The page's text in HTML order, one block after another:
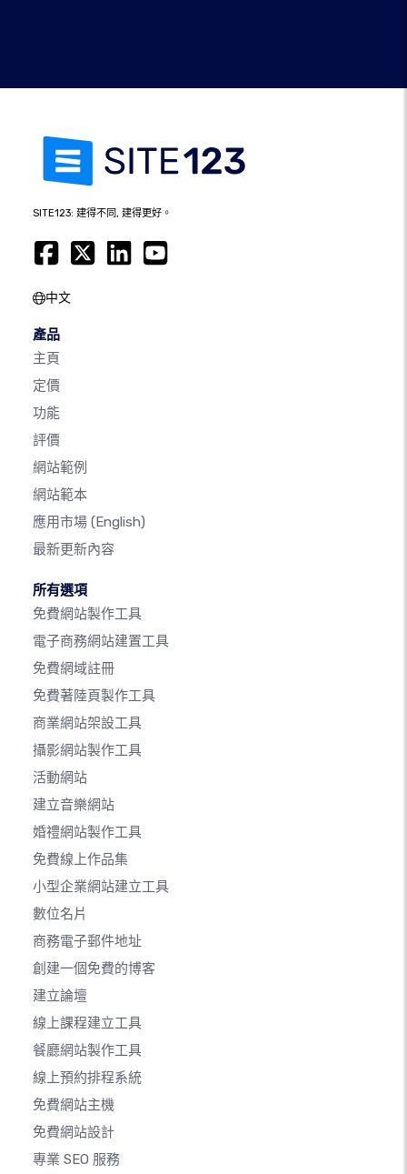
SITE123: 建得不同, 建得更好。
中文
產品
主頁
定價
功能
評價
網站範例
網站範本
應用市場 (English)
最新更新內容
所有選項
免費網站製作工具
電子商務網站建置工具
免費網域註冊
免費著陸頁製作工具
商業網站架設工具
攝影網站製作工具
活動網站
建立音樂網站
婚禮網站製作工具
免費線上作品集
小型企業網站建立工具
數位名片
商務電子郵件地址
創建一個免費的博客
建立論壇
線上課程建立工具
餐廳網站製作工具
線上預約排程系統
免費網站主機
免費網站設計
專業 SEO 服務